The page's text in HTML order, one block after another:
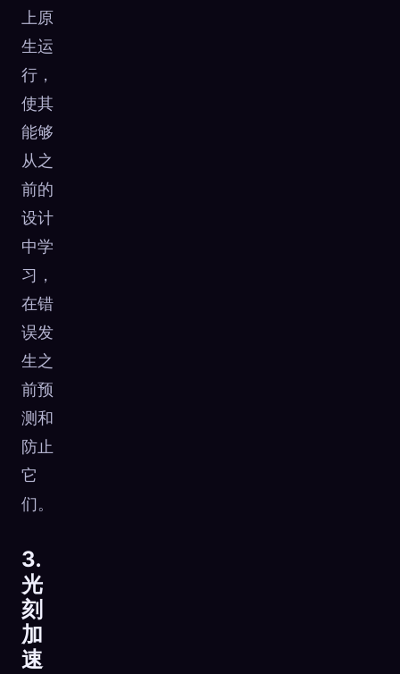
上原
生运
行，
使其
能够
从之
前的
设计
中学
习，
在错
误发
生之
前预
测和
防止
它
们。
3.
光
刻
加
速